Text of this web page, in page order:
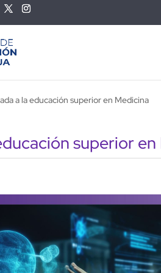
a la educación superior en Medicina
superior